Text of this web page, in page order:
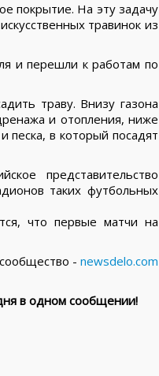
покрытие. На эту задачу
травинок из
и перешли к работам по
траву. Внизу газона
и отопления, ниже
в который посадят
представительство
таких футбольных
что первые матчи на
- newsdelo.com
в одном сообщении!